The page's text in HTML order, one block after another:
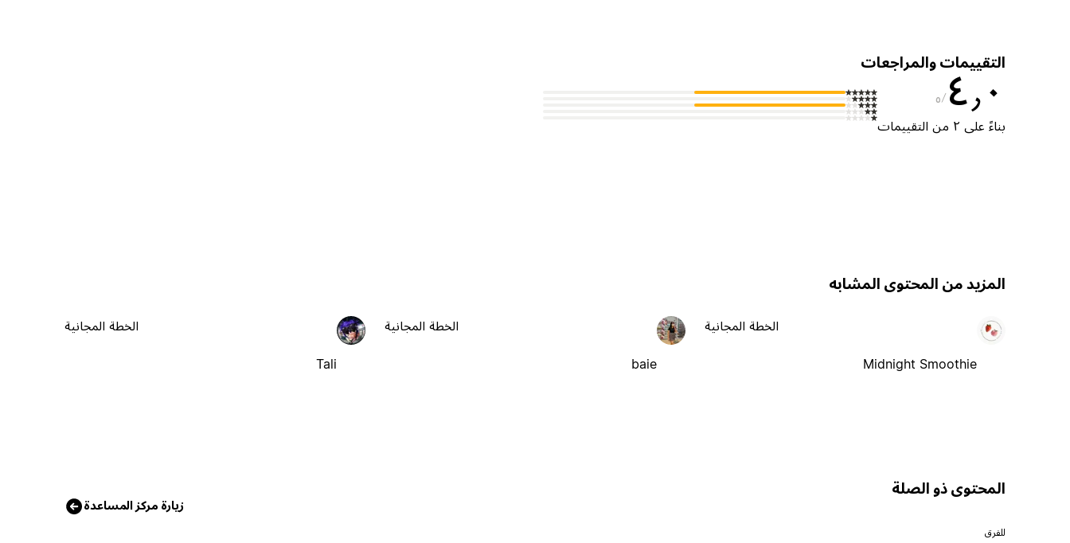
التقييمات والمراجعات
٤٫٠ ٥
بناءً على ٢ من التقييمات
المزيد من المحتوى المشابه
Midnight Smoothie
الخطة المجانية
baie
الخطة المجانية
Tali
الخطة المجانية
المحتوى ذو الصلة
زيارة مركز المساعدة
للفرق